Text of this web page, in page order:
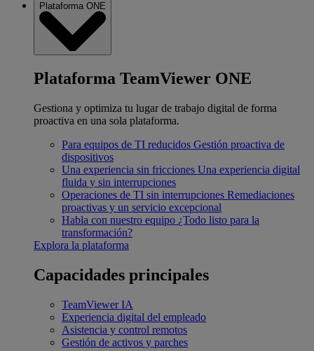
Plataforma ONE
Plataforma TeamViewer ONE
Gestiona y optimiza tu lugar de trabajo digital de forma
proactiva en una sola plataforma.
Para equipos de TI reducidos Gestión proactiva de
dispositivos
Una experiencia sin fricciones Una experiencia digital
fluida y sin interrupciones
Operaciones de TI sin interrupciones Remediaciones
proactivas y un servicio excepcional
Habla con nuestro equipo ¿Todo listo para la
transformación?
Explora la plataforma
Capacidades principales
TeamViewer IA
Experiencia digital del empleado
Asistencia y control remotos
Gestión de activos y parches